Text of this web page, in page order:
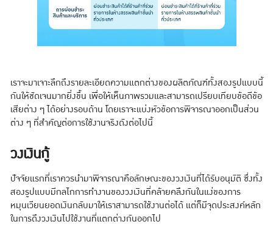
เราจะมาเจาะลึกถึงรายละเอียดความแตกต่างของผลิตภัณฑ์ทั้งสองรูปแบบนี้
กันให้ชัดเจนมากยิ่งขึ้น เพื่อให้เห็นภาพรวมและสามารถเปรียบเทียบข้อดีข้อ
เสียต่าง ๆ ได้อย่างรอบด้าน โดยเราจะแบ่งหัวข้อการพิจารณาออกเป็นส่วน
ต่าง ๆ ที่สำคัญต่อการใช้งานจริงดังต่อไปนี้
วงเงินกู้
ปัจจัยแรกที่เราควรนำมาพิจารณาคือลักษณะของวงเงินที่ได้รับอนุมัติ ซึ่งทั้ง
สองรูปแบบมีกลไกการทำงานของวงเงินที่คล้ายคลึงกันในแง่ของการ
หมุนเวียนยอดเงินกลับมาให้เราสามารถใช้งานต่อได้ แต่ก็มีจุดประสงค์หลัก
ในการดึงวงเงินไปใช้งานที่แตกต่างกันออกไป